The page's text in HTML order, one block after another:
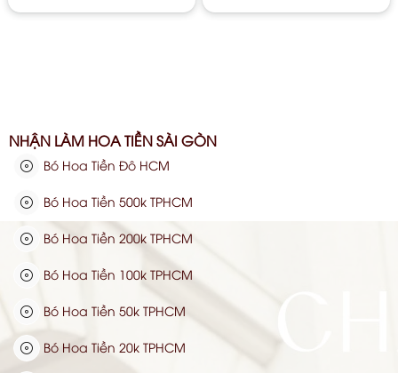
NHẬN LÀM HOA TIỀN SÀI GÒN
Bó Hoa Tiền Đô HCM
Bó Hoa Tiền 500k TPHCM
Bó Hoa Tiền 200k TPHCM
Bó Hoa Tiền 100k TPHCM
Bó Hoa Tiền 50k TPHCM
Bó Hoa Tiền 20k TPHCM